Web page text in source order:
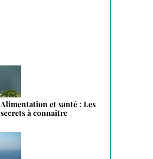
Alimentation et santé : Les
secrets à connaître